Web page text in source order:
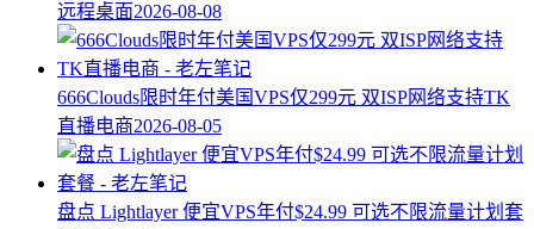
远程桌面2026-08-08
666Clouds限时年付美国VPS仅299元 双ISP网络支持TK
直播电商2026-08-05
盘点 Lightlayer 便宜VPS年付$24.99 可选不限流量计划套